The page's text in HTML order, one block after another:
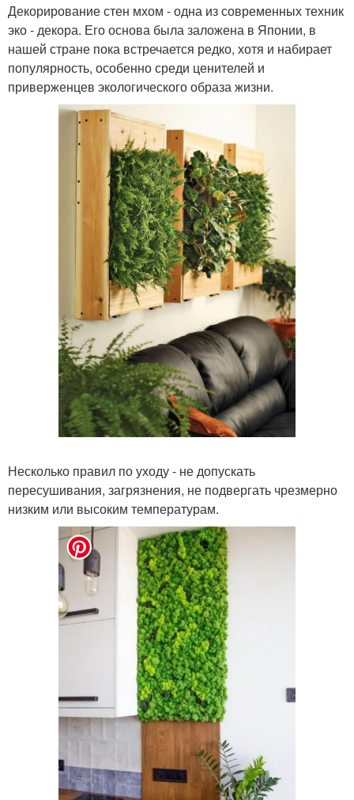
Декорирование стен мхом - одна из современных техник
эко - декора. Его основа была заложена в Японии, в
нашей стране пока встречается редко, хотя и набирает
популярность, особенно среди ценителей и
приверженцев экологического образа жизни.
Несколько правил по уходу - не допускать
пересушивания, загрязнения, не подвергать чрезмерно
низким или высоким температурам.